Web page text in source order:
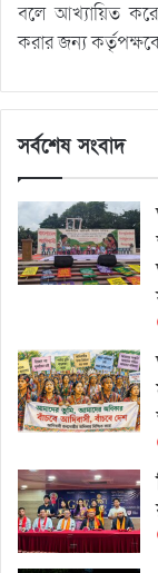
বলে আখ্যায়িত
করার জন্য
সর্বশেষ সংবাদ